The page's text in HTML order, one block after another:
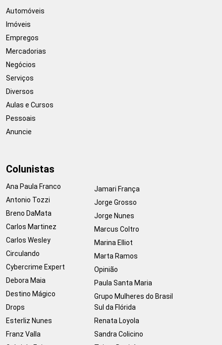
Automóveis
Imóveis
Empregos
Mercadorias
Negócios
Serviços
Diversos
Aulas e Cursos
Pessoais
Anuncie
Colunistas
Ana Paula Franco
Antonio Tozzi
Breno DaMata
Carlos Martinez
Carlos Wesley
Circulando
Cybercrime Expert
Debora Maia
Destino Mágico
Drops
Esterliz Nunes
Franz Valla
Jamari França
Jorge Grosso
Jorge Nunes
Marcus Coltro
Marina Elliot
Marta Ramos
Opinião
Paula Santa Maria
Grupo Mulheres do Brasil
Sul da Flórida
Renata Loyola
Sandra Colicino